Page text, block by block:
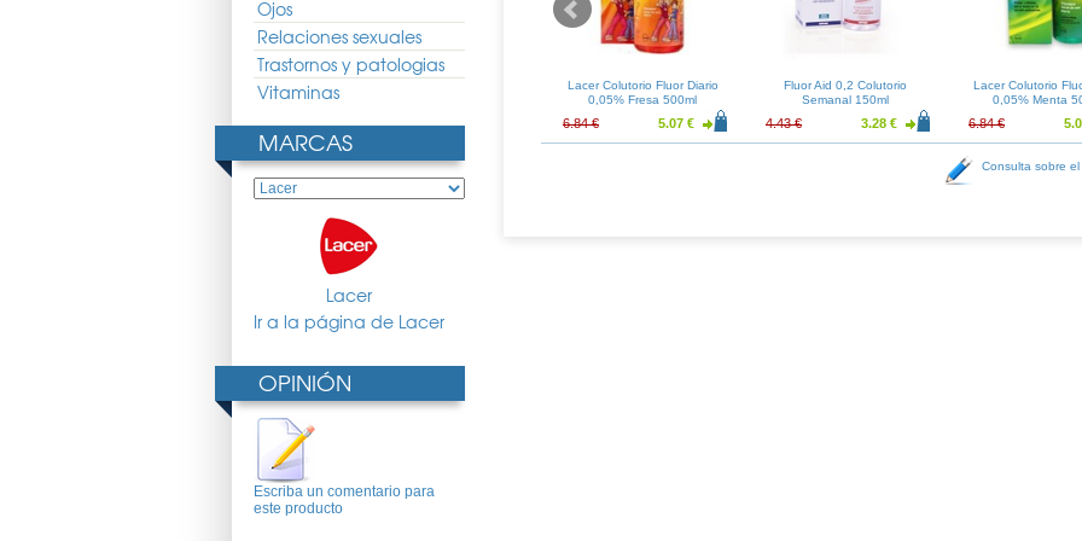
Ojos
Relaciones sexuales
Trastornos y patologias
Vitaminas
MARCAS
Lacer
Ir a la página de Lacer
OPINIÓN
Escriba un comentario para
este producto
Fluor Kin Enjuague Infantil
Fresa 500ml
5.71 € 10.31 € 7.64 €
Lacer Colutorio Fluor Diario
0,05% Fresa 500ml
6.84 € 5.07 €
Fluor Aid 0,2 Colutorio
Semanal 150ml
4.43 € 3.28 €
Lacer Colutorio
0,05% Menta
6.84 €
Consulta sobre